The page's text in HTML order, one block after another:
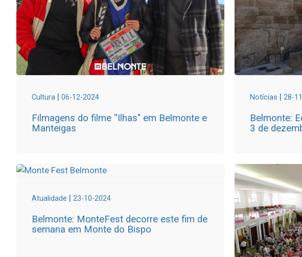
Cultura | 06-12-2024
Filmagens do filme “Ilhas" em Belmonte e
Manteigas
Notícias | 28-
Belmonte:
3 de
Atualidade | 23-10-2024
Belmonte: MonteFest decorre este fim de
semana em Monte do Bispo